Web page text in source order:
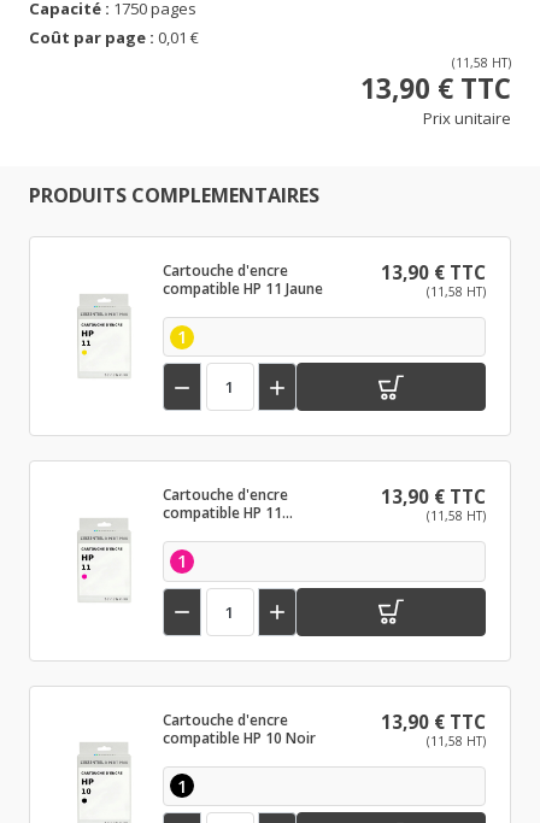
Capacité : 1750 pages
Coût par page : 0,01 €
(11,58 HT)
13,90 € TTC
Prix unitaire
PRODUITS COMPLEMENTAIRES
Cartouche d'encre
compatible HP 11 Jaune
13,90 € TTC
(11,58 HT)
1
 
Cartouche d'encre
compatible HP 11
13,90 € TTC
(11,58 HT)
1
 
Cartouche d'encre
compatible HP 10 Noir
13,90 € TTC
(11,58 HT)
1